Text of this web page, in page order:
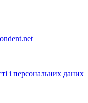
і персональних даних